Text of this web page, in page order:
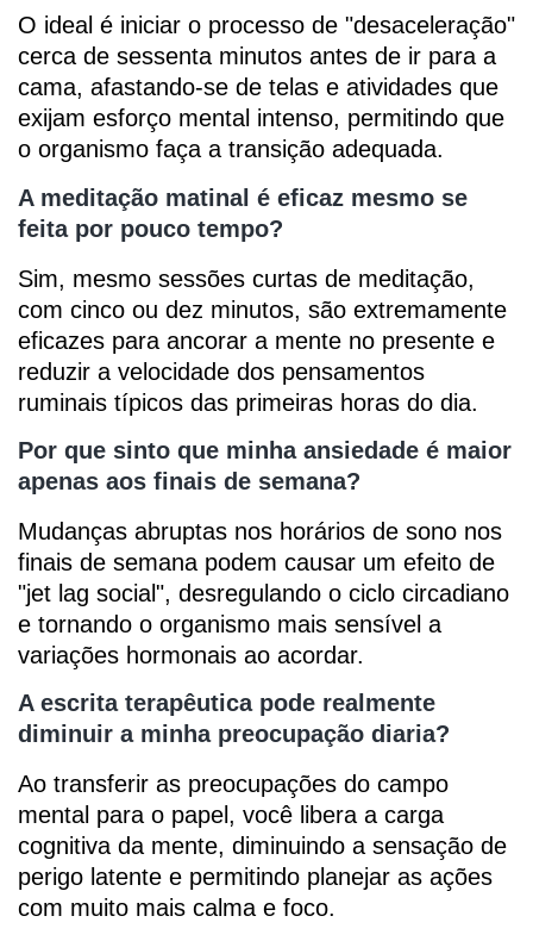
O ideal é iniciar o processo de "desaceleração"
cerca de sessenta minutos antes de ir para a
cama, afastando-se de telas e atividades que
exijam esforço mental intenso, permitindo que
o organismo faça a transição adequada.
A meditação matinal é eficaz mesmo se
feita por pouco tempo?
Sim, mesmo sessões curtas de meditação,
com cinco ou dez minutos, são extremamente
eficazes para ancorar a mente no presente e
reduzir a velocidade dos pensamentos
ruminais típicos das primeiras horas do dia.
Por que sinto que minha ansiedade é maior
apenas aos finais de semana?
Mudanças abruptas nos horários de sono nos
finais de semana podem causar um efeito de
"jet lag social", desregulando o ciclo circadiano
e tornando o organismo mais sensível a
variações hormonais ao acordar.
A escrita terapêutica pode realmente
diminuir a minha preocupação diaria?
Ao transferir as preocupações do campo
mental para o papel, você libera a carga
cognitiva da mente, diminuindo a sensação de
perigo latente e permitindo planejar as ações
com muito mais calma e foco.